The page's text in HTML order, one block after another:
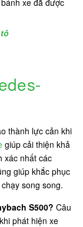
xe đã được
thành lực cản khi
giúp cải thiện khả
xác nhất các
giúp khắc phục
song song.
S500? Câu
phát hiện xe